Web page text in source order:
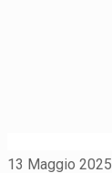
13 Maggio 2025